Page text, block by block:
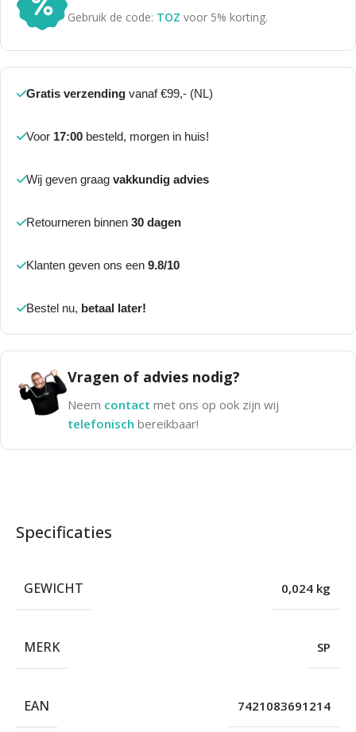
Gebruik de code: TOZ voor 5% korting.
Gratis verzending vanaf €99,- (NL)
Voor 17:00 besteld, morgen in huis!
Wij geven graag vakkundig advies
Retourneren binnen 30 dagen
Klanten geven ons een 9.8/10
Bestel nu, betaal later!
Vragen of advies nodig?
Neem contact met ons op ook zijn wij
telefonisch bereikbaar!
Specificaties
GEWICHT 0,024 kg
MERK SP
EAN 7421083691214